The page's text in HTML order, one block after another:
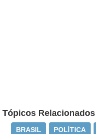
Tópicos Relacionados
BRASIL POLÍTICA